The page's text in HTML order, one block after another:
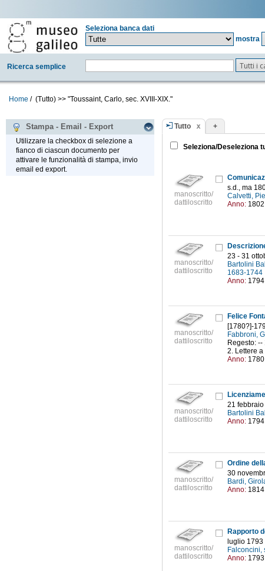
Seleziona banca dati
mostra
Ricerca semplice Tutti i
Home / (Tutto) >> "Toussaint, Carlo, sec. XVIII-XIX."
Stampa - Email - Export
Utilizzare la checkbox di selezione a
fianco di ciascun documento per
attivare le funzionalità di stampa, invio
email ed export.
Tutto +
Seleziona/Deseleziona
manoscritto/
dattiloscritto
s.d., ma
Calvetti,
Anno: 1802
manoscritto/
dattiloscritto
23 - 31
Bartolini
1683-1744
Anno: 1794
manoscritto/
dattiloscritto
Felice
[1780?]-
Fabbroni,
Regesto:
2. Lettere
Anno: 1780
manoscritto/
dattiloscritto
21
Bartolini
Anno: 1794
manoscritto/
dattiloscritto
30
Bardi,
Anno: 1814
manoscritto/
dattiloscritto
luglio 1793
Falconcini,
Anno: 1793